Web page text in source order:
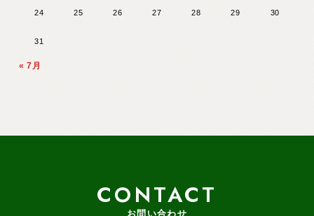
24 25 26 27 28 29 30
31
« 7月
CONTACT